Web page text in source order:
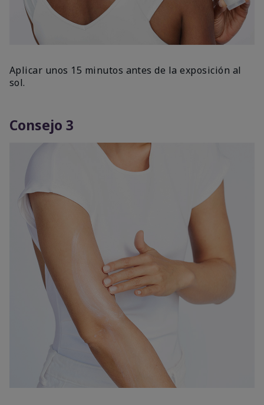
Aplicar unos 15 minutos antes de la exposición al
sol.
Consejo 3